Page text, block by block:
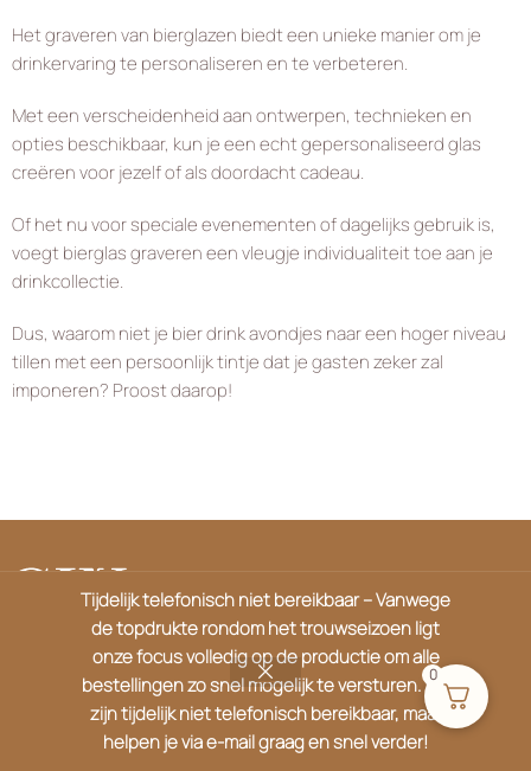
Tijdelijk telefonisch niet bereikbaar – Vanwege
de topdrukte rondom het trouwseizoen ligt
onze focus volledig op de productie om alle
bestellingen zo snel mogelijk te versturen. We
zijn tijdelijk niet telefonisch bereikbaar, maar
helpen je via e-mail graag en snel verder!
Het graveren van bierglazen biedt een unieke manier om je
drinkervaring te personaliseren en te verbeteren.
Met een verscheidenheid aan ontwerpen, technieken en
opties beschikbaar, kun je een echt gepersonaliseerd glas
creëren voor jezelf of als doordacht cadeau.
Of het nu voor speciale evenementen of dagelijks gebruik is,
voegt bierglas graveren een vleugje individualiteit toe aan je
drinkcollectie.
Dus, waarom niet je bier drink avondjes naar een hoger niveau
tillen met een persoonlijk tintje dat je gasten zeker zal
imponeren? Proost daarop!
Heb je een vraag of wil je meer weten over
onze cadeaus? Neem gerust contact op!
De Steiger 93, 1351 AH, Almere
0